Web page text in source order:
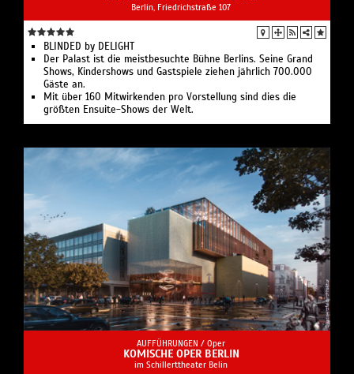
Berlin, Friedrichstraße 107
BLINDED by DELIGHT
Der Palast ist die meistbesuchte Bühne Berlins. Seine Grand
Shows, Kindershows und Gastspiele ziehen jährlich 700.000
Gäste an.
Mit über 160 Mitwirkenden pro Vorstellung sind dies die
größten Ensuite-Shows der Welt.
AUFFÜHRUNGEN / Oper
KOMISCHE OPER BERLIN
im Schillerttheater Belin